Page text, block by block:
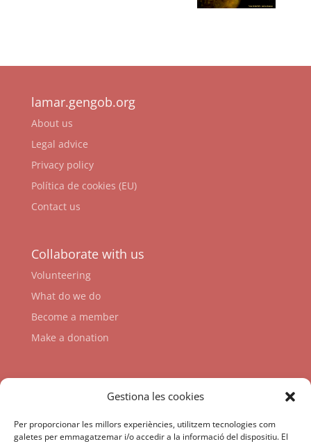
Gestiona les cookies
Per proporcionar les millors experiències, utilitzem tecnologies com
galetes per emmagatzemar i/o accedir a la informació del dispositiu. El
lamar.gengob.org
About us
Legal advice
Privacy policy
Política de cookies (EU)
Contact us
Collaborate with us
Volunteering
What do we do
Become a member
Make a donation